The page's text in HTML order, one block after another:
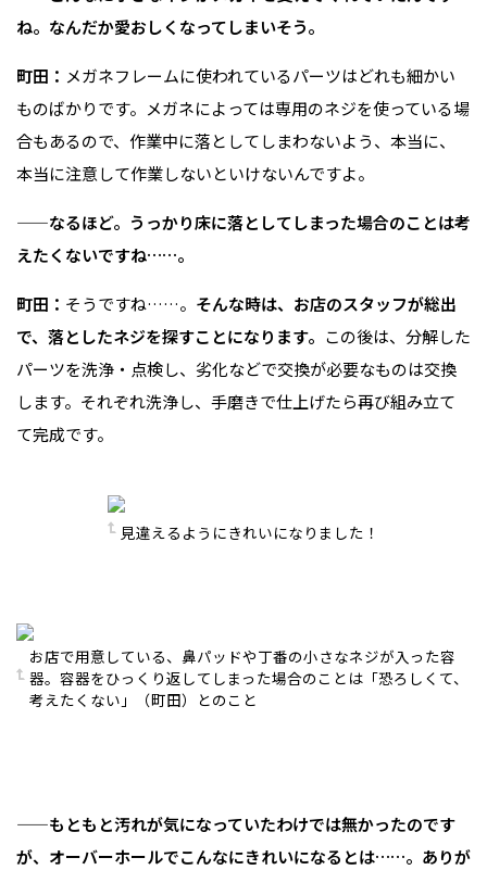
ね。なんだか愛おしくなってしまいそう。
町田： メガネフレームに使われているパーツはどれも細かい
ものばかりです。メガネによっては専用のネジを使っている場
合もあるので、作業中に落としてしまわないよう、本当に、
本当に注意して作業しないといけないんですよ。
——なるほど。うっかり床に落としてしまった場合のことは考
えたくないですね……。
町田： そうですね……。 そんな時は、お店のスタッフが総出
で、落としたネジを探すことになります。 この後は、分解した
パーツを洗浄・点検し、劣化などで交換が必要なものは交換
します。それぞれ洗浄し、手磨きで仕上げたら再び組み立て
て完成です。
見違えるようにきれいになりました！
お店で用意している、鼻パッドや丁番の小さなネジが入った容
器。容器をひっくり返してしまった場合のことは「恐ろしくて、
考えたくない」（町田）とのこと
——もともと汚れが気になっていたわけでは無かったのです
が、オーバーホールでこんなにきれいになるとは……。ありが